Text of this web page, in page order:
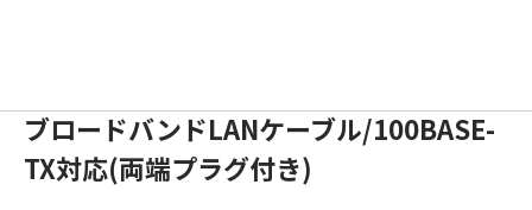
ブロードバンドLANケーブル/100BASE-
TX対応(両端プラグ付き)